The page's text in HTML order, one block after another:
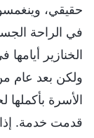
حقيقي،
في الراحة
الخنازير
ولكن بعد عام
الأسرة بأكملها
قدمت خدمة. إذا